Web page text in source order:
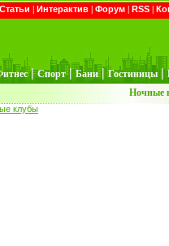
Статьи | Интерактив | Форум | RSS |
| Спорт | Бани | Гостиницы |
Ночные
клубы